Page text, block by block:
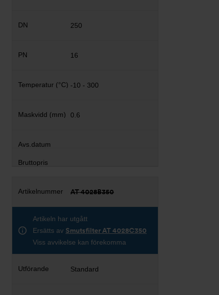
250
16
-10 - 300
0.6
AT 4028B350
Artikeln har utgått
Ersätts av Smutsfilter AT 4028C350
Viss avvikelse kan förekomma
Standard